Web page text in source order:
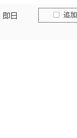
即日 追加